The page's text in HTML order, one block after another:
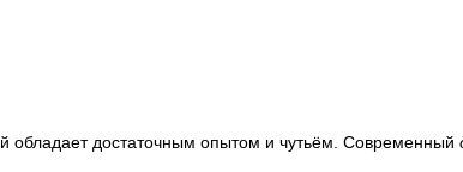
обладает достаточным опытом и чутьём. Современный